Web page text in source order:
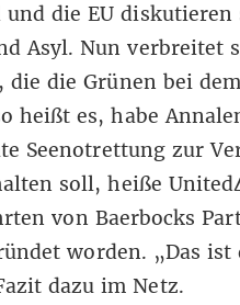
und dieEU diskutieren
Asyl. Nun verbreitet
die die Grünen bei
heißt es, habe
Seenotrettung zur
soll, heiße
von Baerbocks
worden. „Das
dazu im Netz.